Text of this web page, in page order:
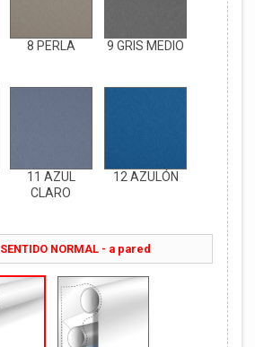
8 PERLA 9 GRIS MEDIO
11 AZUL
CLARO
12 AZULÓN
SENTIDO NORMAL - a pared